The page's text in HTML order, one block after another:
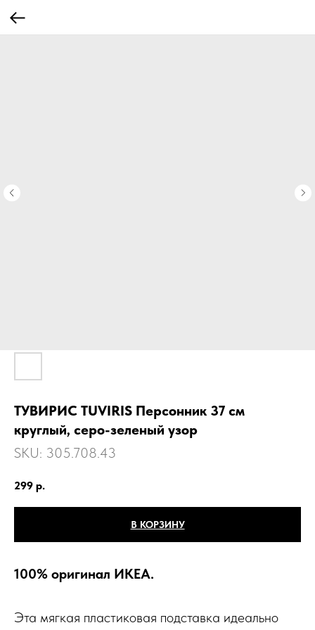
ТУВИРИС TUVIRIS Персонник 37 см
круглый, серо-зеленый узор
SKU: 305.708.43
299 р.
В КОРЗИНУ
100% оригинал ИКЕА.
Эта мягкая пластиковая подставка идеально